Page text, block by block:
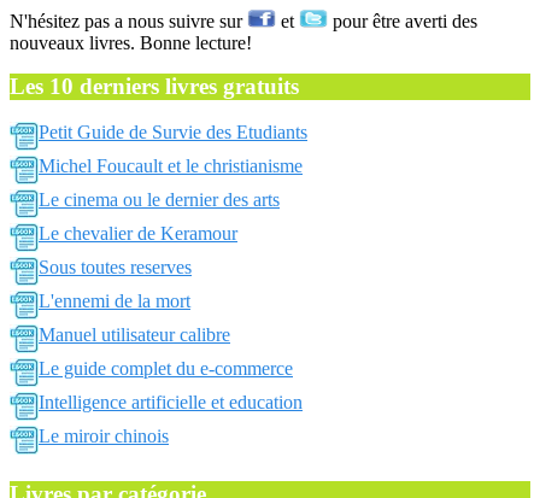
N'hésitez pas a nous suivre sur et
pour être averti des
nouveaux livres. Bonne lecture!
Les 10 derniers livres gratuits
Petit Guide de Survie des Etudiants
Michel Foucault et le christianisme
Le cinema ou le dernier des arts
Le chevalier de Keramour
Sous toutes reserves
L'ennemi de la mort
Manuel utilisateur calibre
Le guide complet du e-commerce
Intelligence artificielle et education
Le miroir chinois